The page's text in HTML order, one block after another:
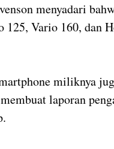
menyadari
125, Vario 160, dan
miliknya
laporan